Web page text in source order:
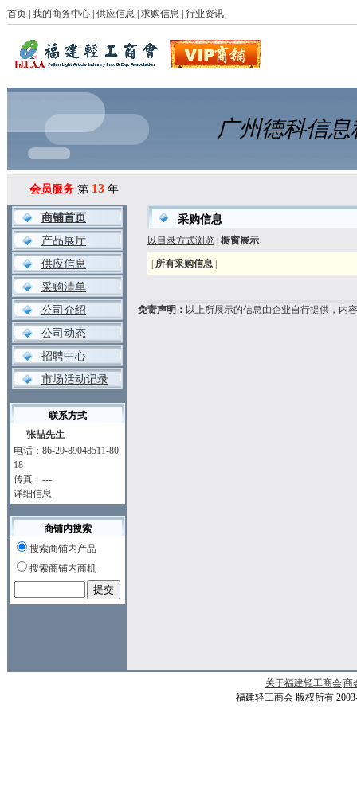
首页 我的商务中心 供应信息 求购信息 行业资讯
广州德科信
会员服务 第 13 年
商铺首页
产品展厅
供应信息
采购清单
公司介绍
公司动态
招聘中心
市场活动记录
联系方式
张喆先生
电话：86-20-89048511-80
18
传真：---
详细信息
商铺内搜索
搜索商铺内产品
搜索商铺内商机
采购信息
以目录方式浏览| 橱窗展示
所有采购信息|
免责声明： 以上所展示的信息由企业自行提供，内
关于福建轻工商会商
福建轻工商会 版权所有